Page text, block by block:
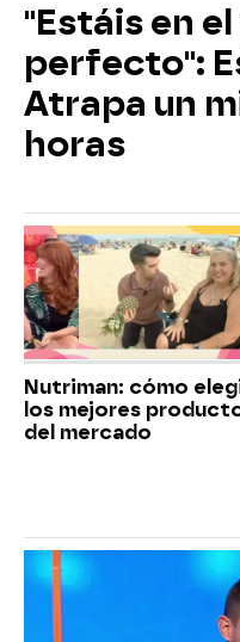
"Estáis en
perfecto":
Atrapa un
horas
Nutriman: cómo
los mejores
del mercado